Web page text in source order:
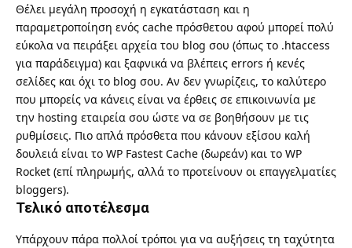
Θέλει μεγάλη προσοχή η εγκατάσταση και η
παραμετροποίηση ενός cache πρόσθετου αφού μπορεί πολύ
εύκολα να πειράξει αρχεία του blog σου (όπως το .htaccess
για παράδειγμα) και ξαφνικά να βλέπεις errors ή κενές
σελίδες και όχι το blog σου. Αν δεν γνωρίζεις, το καλύτερο
που μπορείς να κάνεις είναι να έρθεις σε επικοινωνία με
την hosting εταιρεία σου ώστε να σε βοηθήσουν με τις
ρυθμίσεις. Πιο απλά πρόσθετα που κάνουν εξίσου καλή
δουλειά είναι το WP Fastest Cache (δωρεάν) και το WP
Rocket (επί πληρωμής, αλλά το προτείνουν οι επαγγελματίες
bloggers).
Τελικό αποτέλεσμα
Υπάρχουν πάρα πολλοί τρόποι για να αυξήσεις τη ταχύτητα